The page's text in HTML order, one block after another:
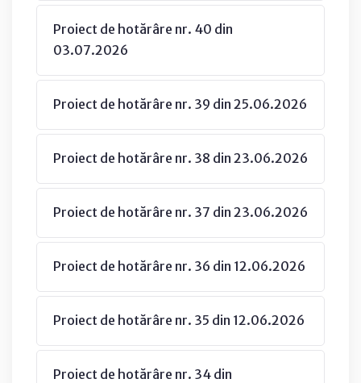
Proiect de hotărâre nr. 40 din
03.07.2026
Proiect de hotărâre nr. 39 din 25.06.2026
Proiect de hotărâre nr. 38 din 23.06.2026
Proiect de hotărâre nr. 37 din 23.06.2026
Proiect de hotărâre nr. 36 din 12.06.2026
Proiect de hotărâre nr. 35 din 12.06.2026
Proiect de hotărâre nr. 34 din